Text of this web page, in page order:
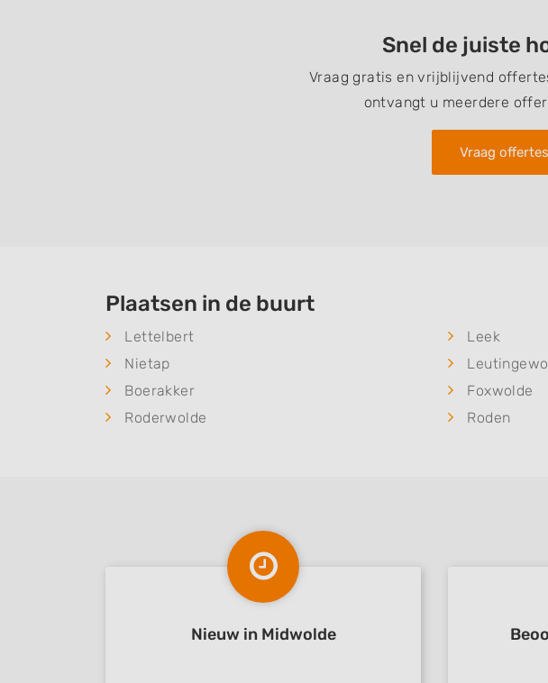
Snel de juiste
Vraag gratis en vrijblijvend
ontvangt u meerdere
Vraag
Plaatsen in de buurt
Lettelbert Leek
Nietap
Boerakker
Foxwolde
Roderwolde
Roden
Nieuw in Midwolde